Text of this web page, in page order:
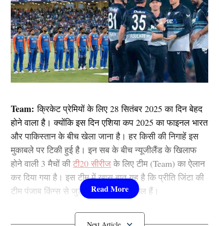
Team:क्रिकेट प्रेमियों के लिए 28 सितंबर 2025 का दिन बेहद
होने वाला है। क्योंकि इस दिन एशिया कप 2025 का फाइनल भारत
और पाकिस्तान के बीच खेला जाना है। हर किसी की निगाहें इस
मुकाबले पर टिकी हुई है। इन सब के बीच न्यूजीलैंड के खिलाफ
होने वाली 3 मैचों कीटी20 सीरीजके लिए टीम (Team) का ऐलान
कर दिया गया है। इस टीम में खास बात यह है कि प्रीति जिंटा की
टीम पंजाब किंग्स से जुड़े पांच खिलाड़ी शामिल हैं।
न्यूजीलैंड के खिलाफ 3 टी20 मैचों के लिए